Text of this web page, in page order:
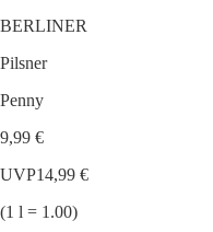
BERLINER
Pilsner
Penny
9,99 €
UVP14,99 €
(1 l = 1.00)